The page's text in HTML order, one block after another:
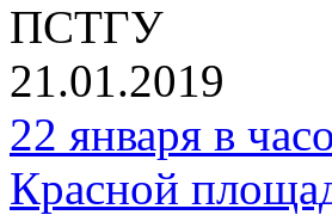
ПСТГУ
21.01.2019
22 января в
Красной